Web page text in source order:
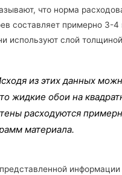
что норма
составляет примерно 3-4
используют слой
из этих данных
жидкие обои на
расходуются
материала.